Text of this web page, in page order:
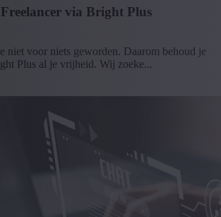
via Bright Plus
niet voor niets geworden. Daarom behoud je
Plus al je vrijheid. Wij zoeke...